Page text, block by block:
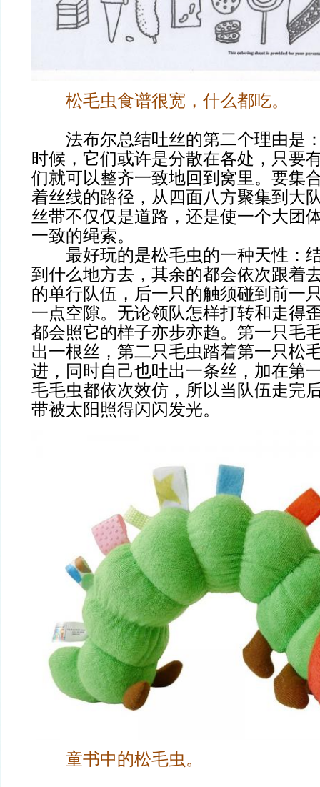
松毛虫食谱很宽，什么都吃。
法布尔总结吐丝的第二个理由是
时候，它们或许是分散在各处，只要
们就可以整齐一致地回到窝里。要集
着丝线的路径，从四面八方聚集到大
丝带不仅仅是道路，还是使一个大团
一致的绳索。
最好玩的是松毛虫的一种天性：
到什么地方去，其余的都会依次跟着
的单行队伍，后一只的触须碰到前一
一点空隙。无论领队怎样打转和走得
都会照它的样子亦步亦趋。第一只毛
出一根丝，第二只毛虫踏着第一只松
进，同时自己也吐出一条丝，加在第
毛毛虫都依次效仿，所以当队伍走完
带被太阳照得闪闪发光。
童书中的松毛虫。